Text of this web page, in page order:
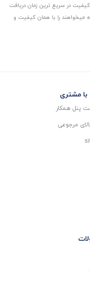
در سریع ترین زمان دریافت
را با همان کیفیت و
با مشتری
پنل همکار
مرجوعی